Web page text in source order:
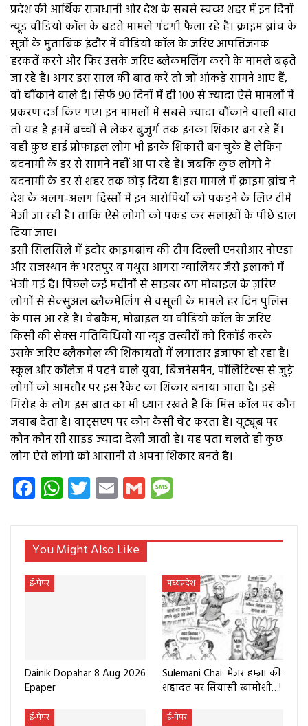
प्रदेश की आर्थिक राजधानी ओर देश के सबसे स्वच्छ शहर में इन दिनों
न्यूड वीडियो कॉल के बढ़ते मामले गंदगी फैला रहे है। क्राइम ब्रांच के
सूत्रों के मुताबिक इंदौर में वीडियो कॉल के जरिए आपत्तिजनक
हरकतें करने और फिर उसके जरिए ब्लैकमलिंग करने के मामले बढ़ते
जा रहे हैं। अगर इस साल की बात करें तो जो आंकड़े सामने आए हैं,
वो चौंकाने वाले है। सिर्फ 90 दिनों में ही 100 से ज्यादा ऐसे मामलों में
प्रकरण दर्ज किए गए। इन मामलों में सबसे ज्यादा चौंकाने वाली बात
तो यह है इनमें बच्चों से लेकर बुजुर्ग तक इनका शिकार बन रहे हैं।
वही कुछ हाई प्रोफाइल लोग भी इनके शिकारी बन चुके हैं लेकिन
बदनामी के डर से सामने नहीं आ पा रहे हैं। जबकि कुछ लोगो ने
बदनामी के डर से शहर तक छोड़ दिया है।इस मामले में क्राइम ब्रांच ने
देश के अलग-अलग हिस्सों में इन आरोपियों को पकड़ने के लिए टीमें
भेजी जा रही है। ताकि ऐसे लोगो को पकड़ कर सलाख़ों के पीछे डाल
दिया जाए।
इसी सिलसिले में इंदौर क्राइमब्रांच की टीम दिल्ली एनसीआर नोएडा
और राजस्थान के भरतपुर व मथुरा आगरा ग्वालियर जैसे इलाको में
भेजी गई है। पिछले कई महीनों से साइबर ठग मोबाइल के ज़रिए
लोगों से सेक्सुअल ब्लैकमेलिंग से वसूली के मामले हर दिन पुलिस
के पास आ रहे है। वेबकैम, मोबाइल या वीडियो कॉल के जरिए
किसी की सेक्स गतिविधियों या न्यूड तस्वीरों को रिकॉर्ड करके
उसके जरिए ब्लैकमेल की शिकायतों में लगातार इजाफा हो रहा है।
स्कूल और कॉलेज में पढ़ने वाले युवा, बिजनेसमैन, पॉलिटिक्स से जुड़े
लोगों को आमतौर पर इस रैकेट का शिकार बनाया जाता है। इसे
गिरोह के लोग इस बात का भी ध्यान रखते है कि मिस कॉल पर कौन
जवाब देता है। वाट्सएप पर कौन कैसी चेट करता है। यूट्यूब पर
कौन कौन सी साइड ज्यादा देखी जाती है। यह पता चलते ही कुछ
लोग ऐसे लोगो को आसानी से अपना शिकार बनते है।
Facebook
WhatsApp
Twitter
EmailGmail
You Might Also Like
ई-पेपर
Dainik Dopahar 8 Aug 2026
Epaper
मध्यप्रदेश
Sulemani Chai: मेजर हम्ज़ा की
शहादत पर सियासी खामोशी…!
ई-पेपर ई-पेपर